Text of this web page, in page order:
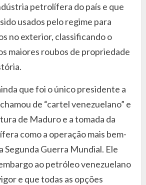
petrolífera do país e que
usados pelo regime para
no exterior, classificando o
maiores roubos de propriedade
que foi o único presidente a
de “cartel venezuelano” e
de Maduro e a tomada da
como a operação mais bem-
Segunda Guerra Mundial. Ele
ao petróleo venezuelano
e que todas as opções